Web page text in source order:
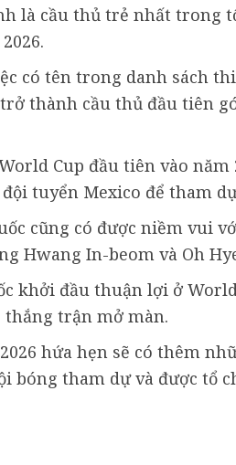
là cầu thủ trẻ nhất trong
có tên trong danh sách
thành cầu thủ đầu tiên
Cup đầu tiên vào năm
tuyển Mexico để tham
cũng có được niềm vui
Hwang In-beom và Oh
khởi đầu thuận lợi ở World
trận mở màn.
hứa hẹn sẽ có thêm
bóng tham dự và được tổ